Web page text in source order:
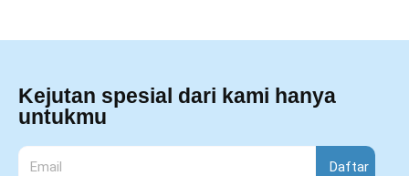
Kejutan spesial dari kami hanya
untukmu
Daftar